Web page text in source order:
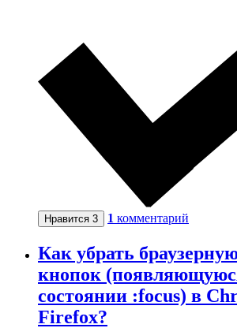
Нравится 3 1 комментарий
Как убрать
кнопок
состоянии :focus) в
Firefox?